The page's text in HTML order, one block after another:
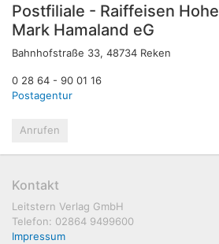
Postfiliale - Raiffeisen Hohe
Mark Hamaland eG
Bahnhofstraße 33, 48734 Reken
0 28 64 - 90 01 16
Postagentur
Anrufen
Kontakt
Leitstern Verlag GmbH
Telefon: 02864 9499600
Impressum